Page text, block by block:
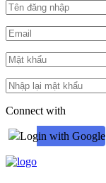
Connect with
Login with Google